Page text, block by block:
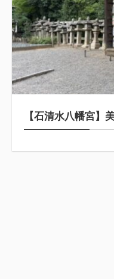
【石清水八幡宮】